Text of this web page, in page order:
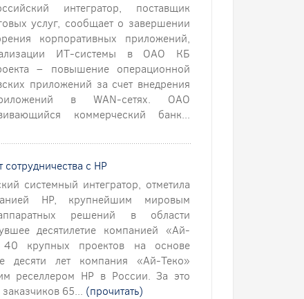
интегратор, поставщик
услуг, сообщает о завершении
корпоративных приложений,
ИТ-системы в ОАО КБ
– повышение операционной
приложений за счет внедрения
в WAN-сетях. ОАО
коммерческий банк...
с НР
системный интегратор, отметила
НР, крупнейшим мировым
решений в области
десятилетие компанией «Ай-
крупных проектов на основе
лет компания «Ай-Теко»
реселлером НР в России. За это
65... (прочитать)